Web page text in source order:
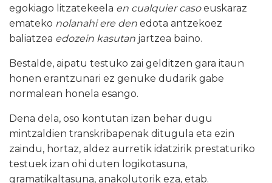
egokiago litzatekeela en cualquier casoeuskaraz
emateko nolanahi ere den edota antzekoez
baliatzea edozein kasutan jartzea baino.
Bestalde, aipatu testuko zai gelditzen gara itaun
honen erantzunari ez genuke dudarik gabe
normalean honela esango.
Dena dela, oso kontutan izan behar dugu
mintzaldien transkribapenak ditugula eta ezin
zaindu, hortaz, aldez aurretik idatzirik prestaturiko
testuek izan ohi duten logikotasuna,
gramatikaltasuna, anakolutorik eza, etab.